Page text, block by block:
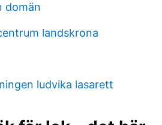
domän
landskrona
ludvika lasarett